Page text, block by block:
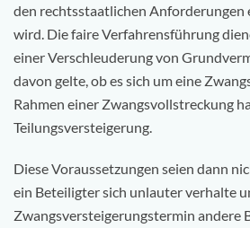
den rechtsstaatlichen
wird. Die faire Verfahrensführung
einer Verschleuderung von
davon gelte, ob es sich um eine
Rahmen einer Zwangsvollstreckung
Teilungsversteigerung.
Diese Voraussetzungen seien dann
ein Beteiligter sich unlauter verhalte
Zwangsversteigerungstermin andere